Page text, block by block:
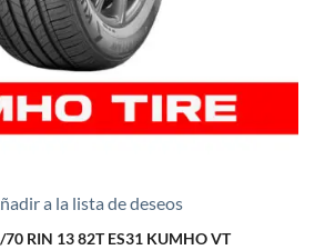
a la lista de deseos
70 RIN 13 82T ES31 KUMHO VT